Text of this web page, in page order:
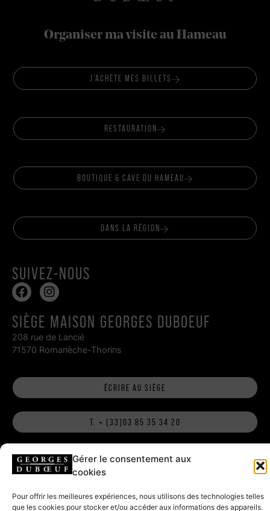
Gérer le consentement aux
cookies
Pour offrir les meilleures expériences, nous utilisons des technologies telles
que les cookies pour stocker et/ou accéder aux informations des appareils.
Organiser ma visite au Hameau
J'ACHÈTE MES BILLETS
RESTAURATION
BOUTIQUE & CAVE DU HAMEAU
DANS LA RÉGION
SIÈGE MAISON GEORGES DUBOEUF
208 rue de Lancié
71570 Romanèche-Thorins
SUIVEZ-NOUS
T. + (33)03 85 35 34 20
ÉCRIRE AU SIÈGE
HAMEAU DUBOEUF, RESTAURANT ET
796 route de la Gare